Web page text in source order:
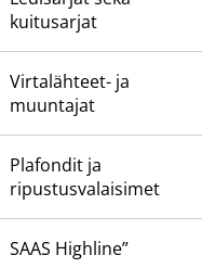
kuitusarjat
Virtalähteet- ja
muuntajat
Plafondit ja
ripustusvalaisimet
SAAS Highline”